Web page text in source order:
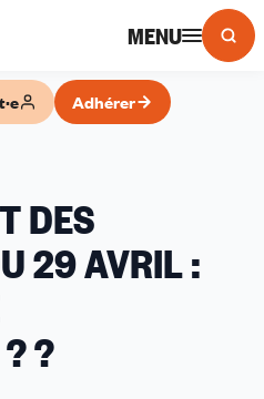
MENU
Adhérer
:
DES
29 AVRIL :
?